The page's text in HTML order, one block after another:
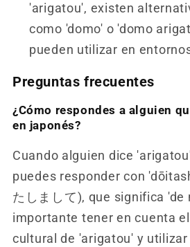
'arigatou', existen
como 'domo' o 'domo
pueden utilizar en
Preguntas frecuentes
¿Cómo respondes a alguien
en japonés?
Cuando alguien dice
puedes responder con
たしまして), que significa 'de
importante tener en cuenta
cultural de 'arigatou' y